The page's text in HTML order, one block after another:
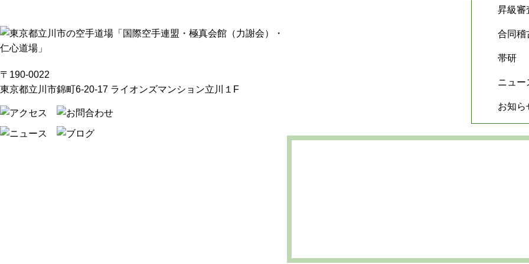
昇級審
合同稽
帯研
ニュー
お知ら
〒190-0022
東京都立川市錦町6-20-17 ライオンズマンション立川１F